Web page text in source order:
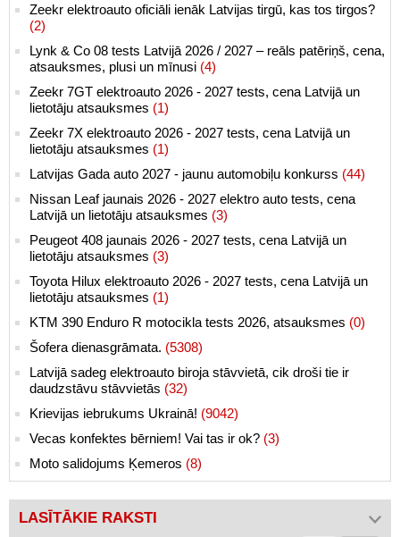
Zeekr elektroauto oficiāli ienāk Latvijas tirgū, kas tos tirgos?
(2)
Lynk & Co 08 tests Latvijā 2026 / 2027 – reāls patēriņš, cena,
atsauksmes, plusi un mīnusi (4)
Zeekr 7GT elektroauto 2026 - 2027 tests, cena Latvijā un
lietotāju atsauksmes (1)
Zeekr 7X elektroauto 2026 - 2027 tests, cena Latvijā un
lietotāju atsauksmes (1)
Latvijas Gada auto 2027 - jaunu automobiļu konkurss (44)
Nissan Leaf jaunais 2026 - 2027 elektro auto tests, cena
Latvijā un lietotāju atsauksmes (3)
Peugeot 408 jaunais 2026 - 2027 tests, cena Latvijā un
lietotāju atsauksmes (3)
Toyota Hilux elektroauto 2026 - 2027 tests, cena Latvijā un
lietotāju atsauksmes (1)
KTM 390 Enduro R motocikla tests 2026, atsauksmes (0)
Šofera dienasgrāmata. (5308)
Latvijā sadeg elektroauto biroja stāvvietā, cik droši tie ir
daudzstāvu stāvvietās (32)
Krievijas iebrukums Ukrainā! (9042)
Vecas konfektes bērniem! Vai tas ir ok? (3)
Moto salidojums Ķemeros (8)
LASĪTĀKIE RAKSTI